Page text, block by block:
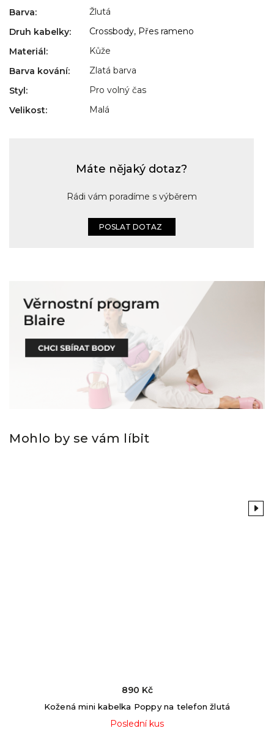
Barva:
Žlutá
Druh kabelky:
Crossbody, Přes rameno
Materiál:
Kůže
Barva kování:
Zlatá barva
Styl:
Pro volný čas
Velikost: Malá
Máte nějaký dotaz?
Rádi vám poradíme s výběrem
POSLAT DOTAZ
Mohlo by se vám líbit
Previous
Kožená mini kabelka Poppy na telefon žlutá
Poslední kus
890 Kč
Next